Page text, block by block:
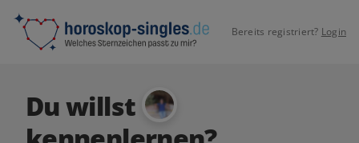
Bereits registriert? Login
Du willst